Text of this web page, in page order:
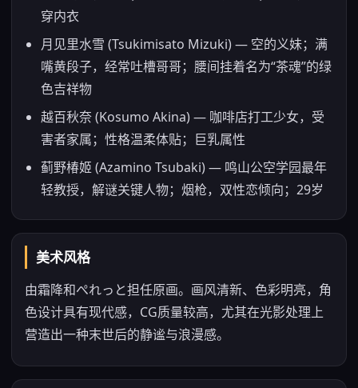
穿内衣
月见里水雪 (Tsukimisato Mizuki) — 空的义妹；满
嘴黄段子，经常吐槽哥哥；腰间挂着名为“茶魂”的绿
色吉祥物
越百秋奈 (Kosumo Akina) — 咖啡店打工少女，受
害者家属；性格温柔体贴；巨乳属性
蓟野椿姬 (Azamino Tsubaki) — 鸣山公空学园最年
轻教授，解谜关键人物；烟枪，双性恋倾向；29岁
美术风格
由霜降和ぺれっと担任原画。画风清新、色彩明亮，角
色设计具有现代感，CG质量较高，尤其在光影处理上
营造出一种末世后的静谧与浪漫感。